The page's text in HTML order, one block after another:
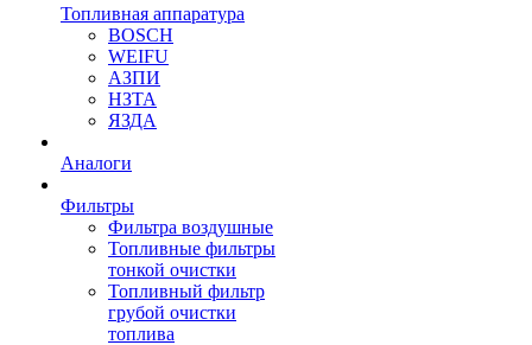
Топливная аппаратура
BOSCH
WEIFU
АЗПИ
НЗТА
ЯЗДА
Аналоги
Фильтры
Фильтра воздушные
Топливные фильтры
тонкой очистки
Топливный фильтр
грубой очистки
топлива